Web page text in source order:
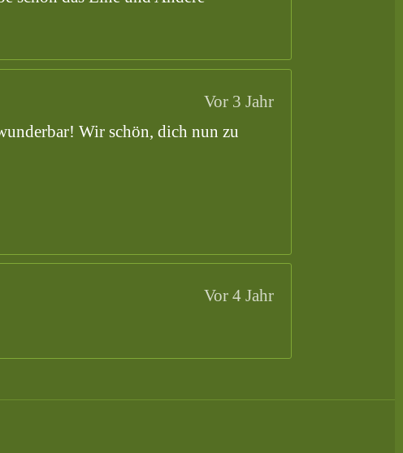
Vor 3 Jahr
Wir schön, dich nun zu
Vor 4 Jahr